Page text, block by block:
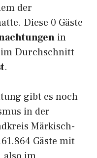
der
Diese 0 Gäste
in
Durchschnitt
.
gibt es noch
in der
Märkisch-
Gäste mit